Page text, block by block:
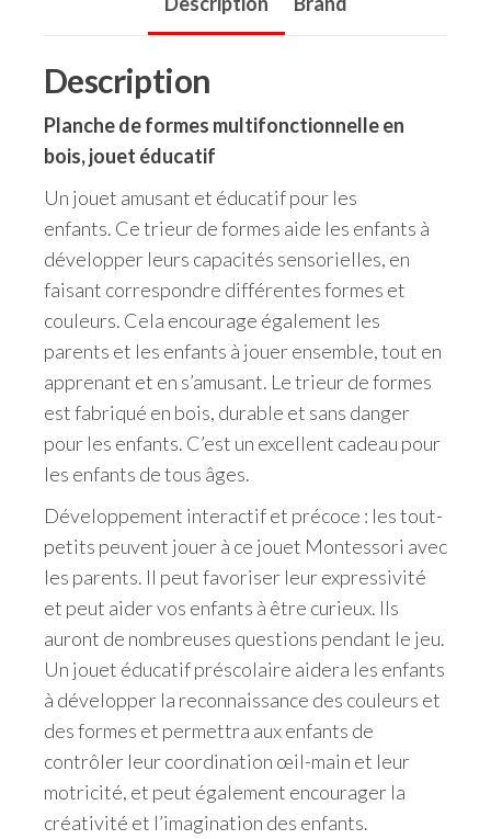
Description
Planche de formes multifonctionnelle en
bois, jouet éducatif
Un jouet amusant et éducatif pour les
enfants. Ce trieur de formes aide les enfants à
développer leurs capacités sensorielles, en
faisant correspondre différentes formes et
couleurs. Cela encourage également les
parents et les enfants à jouer ensemble, tout en
apprenant et en s’amusant. Le trieur de formes
est fabriqué en bois, durable et sans danger
pour les enfants. C’est un excellent cadeau pour
les enfants de tous âges.
Développement interactif et précoce : les tout-
petits peuvent jouer à ce jouet Montessori avec
les parents. Il peut favoriser leur expressivité
et peut aider vos enfants à être curieux. Ils
auront de nombreuses questions pendant le jeu.
Un jouet éducatif préscolaire aidera les enfants
à développer la reconnaissance des couleurs et
des formes et permettra aux enfants de
contrôler leur coordination œil-main et leur
motricité, et peut également encourager la
créativité et l’imagination des enfants.